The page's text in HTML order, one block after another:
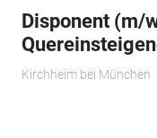
Disponent (m/
Kirchheim bei München